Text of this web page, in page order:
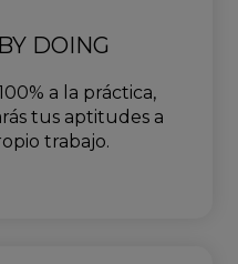
DOING
a la práctica,
tus aptitudes a
trabajo.